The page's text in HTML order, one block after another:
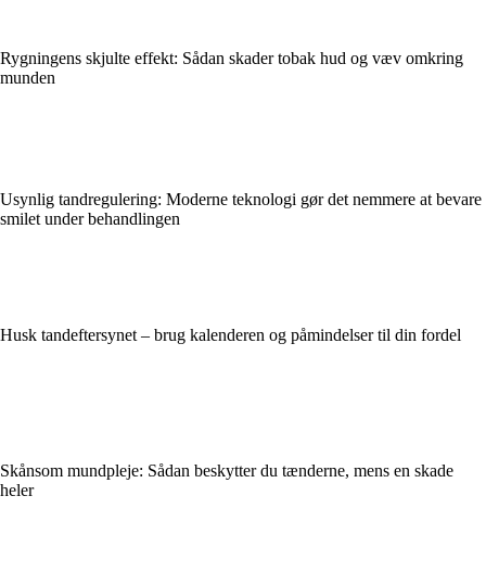
Rygningens skjulte effekt: Sådan skader tobak hud og væv omkring
munden
Usynlig tandregulering: Moderne teknologi gør det nemmere at bevare
smilet under behandlingen
Husk tandeftersynet – brug kalenderen og påmindelser til din fordel
Skånsom mundpleje: Sådan beskytter du tænderne, mens en skade
heler